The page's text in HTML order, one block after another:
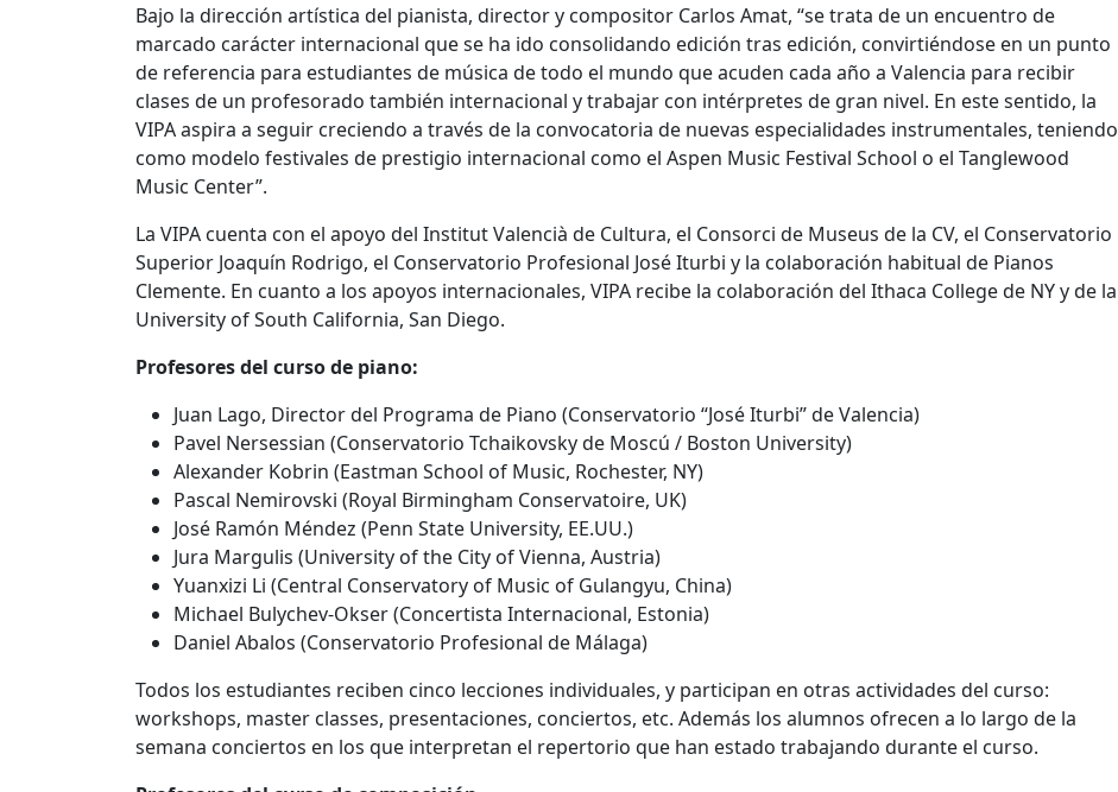
Bajo la dirección artística del pianista, director y compositor Carlos Amat, “se trata de un encuentro de
marcado carácter internacional que se ha ido consolidando edición tras edición, convirtiéndose en un punto
de referencia para estudiantes de música de todo el mundo que acuden cada año a Valencia para recibir
clases de un profesorado también internacional y trabajar con intérpretes de gran nivel. En este sentido, la
VIPA aspira a seguir creciendo a través de la convocatoria de nuevas especialidades instrumentales, teniendo
como modelo festivales de prestigio internacional como el Aspen Music Festival School o el Tanglewood
Music Center”.
La VIPA cuenta con el apoyo del Institut Valencià de Cultura, el Consorci de Museus de la CV, el Conservatorio
Superior Joaquín Rodrigo, el Conservatorio Profesional José Iturbi y la colaboración habitual de Pianos
Clemente. En cuanto a los apoyos internacionales, VIPA recibe la colaboración del Ithaca College de NY y de la
University of South California, San Diego.
Profesores del curso de piano:
Juan Lago, Director del Programa de Piano (Conservatorio “José Iturbi” de Valencia)
Pavel Nersessian (Conservatorio Tchaikovsky de Moscú / Boston University)
Alexander Kobrin (Eastman School of Music, Rochester, NY)
Pascal Nemirovski (Royal Birmingham Conservatoire, UK)
José Ramón Méndez (Penn State University, EE.UU.)
Jura Margulis (University of the City of Vienna, Austria)
Yuanxizi Li (Central Conservatory of Music of Gulangyu, China)
Michael Bulychev-Okser (Concertista Internacional, Estonia)
Daniel Abalos (Conservatorio Profesional de Málaga)
Todos los estudiantes reciben cinco lecciones individuales, y participan en otras actividades del curso:
workshops, master classes, presentaciones, conciertos, etc. Además los alumnos ofrecen a lo largo de la
semana conciertos en los que interpretan el repertorio que han estado trabajando durante el curso.